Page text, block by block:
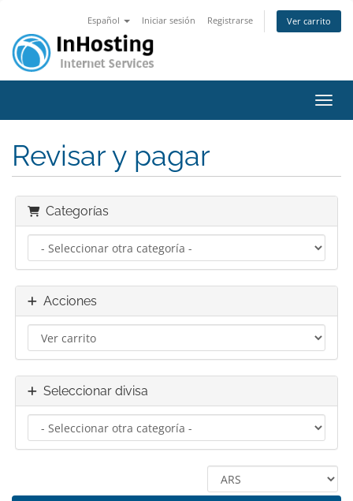
Español Iniciar sesión Registrarse Ver carrito
Revisar y pagar
Categorías
Acciones
Seleccionar divisa